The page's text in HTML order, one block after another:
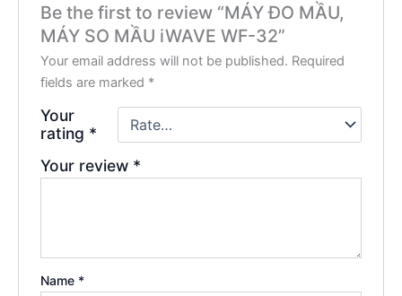
Be the first to review “MÁY ĐO MẦU,
MÁY SO MẦU iWAVE WF-32”
Your email address will not be published. Required
fields are marked *
Your
rating *
Your review *
Name *